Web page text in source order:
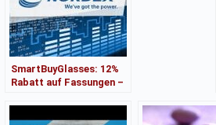
SmartBuyGlasses: 12%
Rabatt auf Fassungen –